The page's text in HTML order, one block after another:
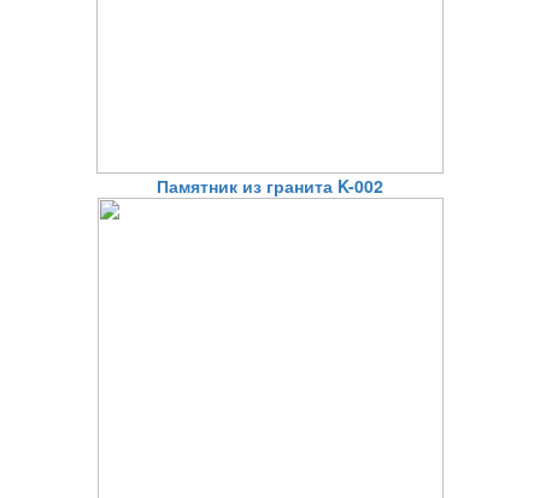
Памятник из гранита K-002